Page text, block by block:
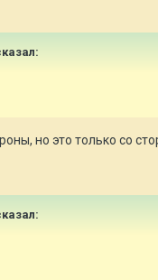
но это только со